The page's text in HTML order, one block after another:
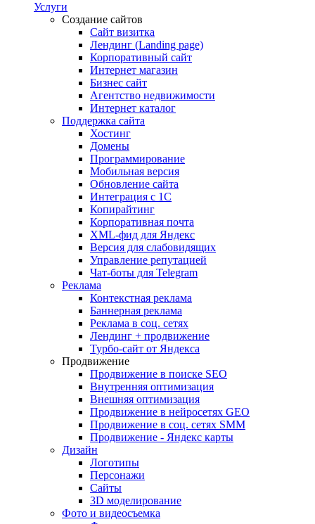
Услуги
Создание сайтов
Сайт визитка
Лендинг (Landing page)
Корпоративный сайт
Интернет магазин
Бизнес сайт
Агентство недвижимости
Интернет каталог
Поддержка сайта
Хостинг
Домены
Программирование
Мобильная версия
Обновление сайта
Интеграция с 1С
Копирайтинг
Корпоративная почта
XML-фид для Яндекс
Версия для слабовидящих
Управление репутацией
Чат-боты для Telegram
Реклама
Контекстная реклама
Баннерная реклама
Реклама в соц. сетях
Лендинг + продвижение
Турбо-сайт от Яндекса
Продвижение
Продвижение в поиске SEO
Внутренняя оптимизация
Внешняя оптимизация
Продвижение в нейросетях GEO
Продвижение в соц. сетях SMM
Продвижение - Яндекс карты
Дизайн
Логотипы
Персонажи
Сайты
3D моделирование
Фото и видеосъемка